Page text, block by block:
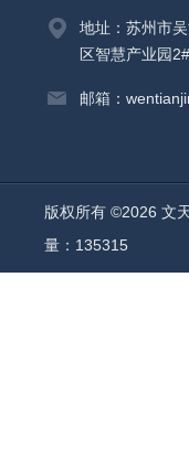
地址：苏州市
区智慧产业园
邮箱：
版权所有 ©2026 文
量：135315